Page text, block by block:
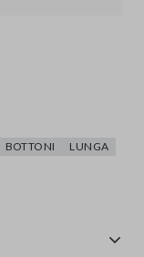
BOTTONI LUNGA